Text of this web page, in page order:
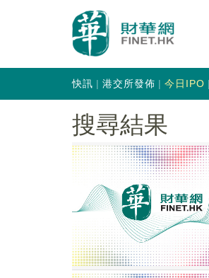
快訊 港交所發佈 今日IPO
搜尋結果